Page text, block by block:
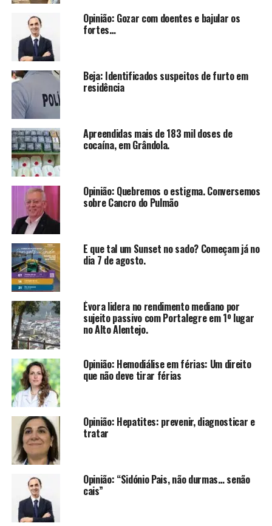
Opinião: Gozar com doentes e bajular os
fortes…
Beja: Identificados suspeitos de furto em
residência
Apreendidas mais de 183 mil doses de
cocaína, em Grândola.
Opinião: Quebremos o estigma. Conversemos
sobre Cancro do Pulmão
E que tal um Sunset no sado? Começam já no
dia 7 de agosto.
Évora lidera no rendimento mediano por
sujeito passivo com Portalegre em 1º lugar
no Alto Alentejo.
Opinião: Hemodiálise em férias: Um direito
que não deve tirar férias
Opinião: Hepatites: prevenir, diagnosticar e
tratar
Opinião: “Sidónio Pais, não durmas… senão
cais”